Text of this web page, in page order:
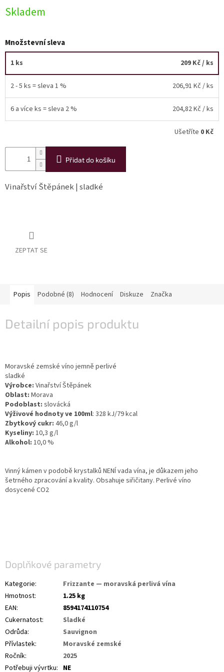
Poslední
láhve
skladem
vína
Klarety
obsahu
cukru
Delikatesy
Vývrtky
-
větší
vína
Značky
Přihlášení
Skladem
Množstevní sleva
1 ks 209 Kč/ ks
2 - 5 ks = sleva 1 % 206,91 Kč / ks
6 a více ks = sleva 2 % 204,82 Kč / ks
Ušetříte 0 Kč
Přidat do košíku
Vinařství Štěpánek | sladké
ZEPTAT SE
Popis Podobné (8) Hodnocení Diskuze Značka
Detailní popis produktu
Moravské zemské víno jemně perlivé
sladké
Výrobce: Vinařství Štěpánek
Oblast: Morava
Podoblast: slovácká
Výživové hodnoty ve 100ml: 328 kJ/79 kcal
Zbytkový cukr: 46,0 g/l
Kyseliny: 10,3 g/l
Alkohol: 10,0 %
Vinný kámen v podobě krystalků NENÍ vada vína, je důkazem jeho
šetrného zpracování a kvality. Obsahuje siřičitany. Perlivé víno
dosycené CO22
Doplňkové parametry
Kategorie:
Frizzante — moravská perlivá vína
Hmotnost:
1.25 kg
EAN:
8594174110754
Cukernatost:
Sladké
Odrůda:
Sauvignon
Přívlastek:
Moravské zemské
Ročník:
2025
Potřebuji vývrtku: NE